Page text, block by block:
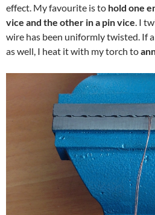
effect. My favourite is to hold one
vice and the other in a pin vice. I
wire has been uniformly twisted. If
as well, I heat it with my torch to